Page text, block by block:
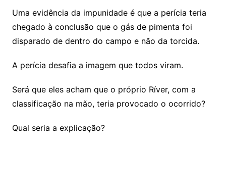
Uma evidência da impunidade é que a perícia teria
chegado à conclusão que o gás de pimenta foi
disparado de dentro do campo e não da torcida.
A perícia desafia a imagem que todos viram.
Será que eles acham que o próprio Ríver, com a
classificação na mão, teria provocado o ocorrido?
Qual seria a explicação?